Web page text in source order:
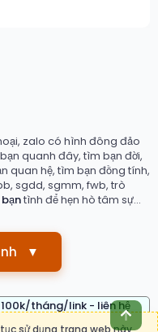
zalo có hình đông đảo
quanh đây, tìm bạn đời,
quan hệ, tìm bạn đồng tính,
sgdd, sgmm, fwb, trò
tình để hẹn hò tâm sự...
▼
tháng/link - liên hệ
38
sử dụng trang web này
Top